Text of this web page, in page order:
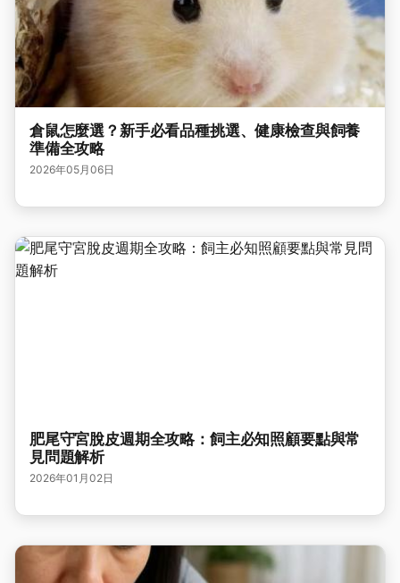
倉鼠怎麼選？新手必看品種挑選、健康檢查與飼養
準備全攻略
2026年05月06日
肥尾守宮脫皮週期全攻略：飼主必知照顧要點與常
見問題解析
2026年01月02日